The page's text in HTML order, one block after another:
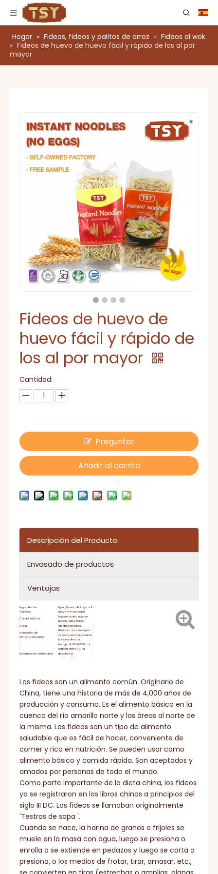
Hogar » Fideos, fideos y palitos de arroz » Fideos al wok
» Fideos de huevo de huevo fácil y rápido de los al por
mayor
Fideos de huevo de
huevo fácil y rápido de
los al por mayor
Cantidad:
Preguntar
Añadir al carrito
Descripción del Producto
Envasado de productos
Ventajas
Ingredientes
Agua, harina de trigo, sal.
Sabroso
Suave y masticable
Característica
Bajo en sodio, bajo en
grasas, sales bajas
Color
Amarillo brillante.
condición de
almacenamiento
Almacenar en un lugar
fresco y seco, lejos de la
luz solar directa
Información nutricional
Energía 1492kJ/355kcal
carbohidrato 76.7g
grasa 0.8g
proteína 9.3g
Los fideos son un alimento común. Originario de
China, tiene una historia de más de 4,000 años de
producción y consumo. Es el alimento básico en la
cuenca del río amarillo norte y las áreas al norte de
la misma. Los fideos son un tipo de alimento
saludable que es fácil de hacer, conveniente de
comer y rico en nutrición. Se pueden usar como
alimento básico y comida rápida. Son aceptados y
amados por personas de todo el mundo.
Como parte importante de la dieta china, los fideos
ya se registraron en los libros chinos a principios del
siglo III DC. Los fideos se llamaban originalmente
'Testros de sopa '.
Cuando se hace, la harina de granos o frijoles se
muele en la masa con agua, luego se presiona o
enrolla o se extiende en pedazos y luego se corta o
presiona, o los medios de frotar, tirar, amasar, etc.,